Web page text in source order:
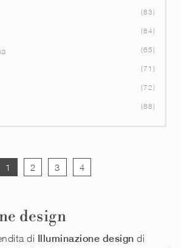
83
84
65
71
72
88
1 2 3 4
design
di Illuminazione design di